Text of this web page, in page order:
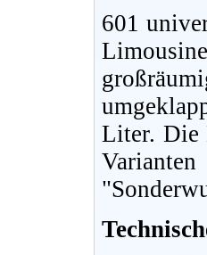
601
Liter. Die